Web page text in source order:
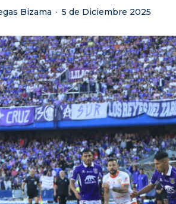
Bizama · 5 de Diciembre 2025